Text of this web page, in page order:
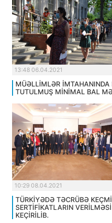
13:48 06.04.2021
MÜƏLLİMLƏR
TUTULMUŞ MİNİMAL BAL
10:29 08.04.2021
TÜRKİYƏDƏ TƏCRÜBƏ
SERTİFİKATLARIN
KEÇİRİLİB.